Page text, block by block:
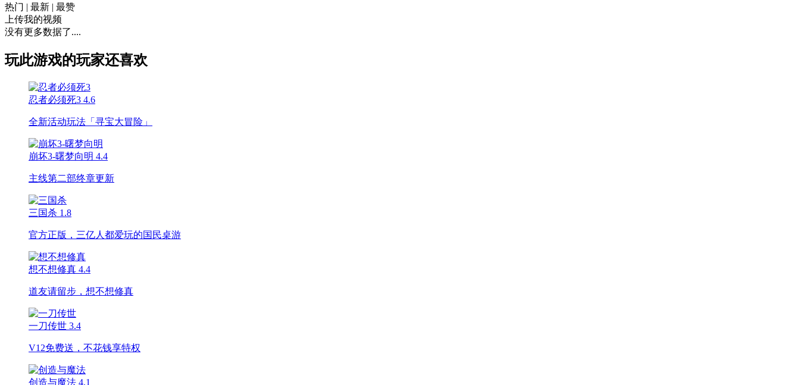
热门 | 最新 | 最赞
上传我的视频
没有更多数据了....
玩此游戏的玩家还喜欢
忍者必须死3 4.6
全新活动玩法「寻宝大冒险」
崩坏3-曙梦向明 4.4
主线第二部终章更新
三国杀 1.8
官方正版，三亿人都爱玩的国民桌游
想不想修真 4.4
道友请留步，想不想修真
一刀传世 3.4
V12免费送，不花钱享特权
创造与魔法 4.1